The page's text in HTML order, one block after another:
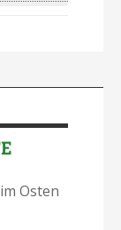
Osten